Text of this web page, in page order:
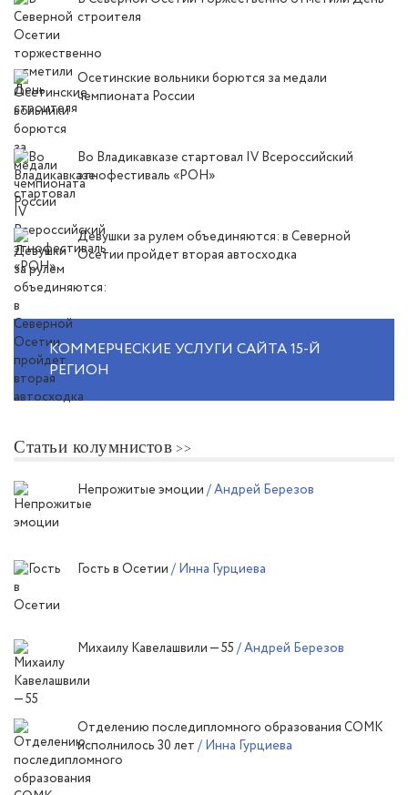
строителя
Осетинские вольники борются за медали
чемпионата России
Во Владикавказе стартовал IV Всероссийский
этнофестиваль «РОН»
Девушки за рулем объединяются: в Северной
Осетии пройдет вторая автосходка
КОММЕРЧЕСКИЕ УСЛУГИ САЙТА 15-Й
РЕГИОН
Статьи колумнистов
Непрожитые эмоции / Андрей Березов
Гость в Осетии / Инна Гурциева
Михаилу Кавелашвили — 55 / Андрей Березов
Отделению последипломного образования СОМК
исполнилось 30 лет / Инна Гурциева